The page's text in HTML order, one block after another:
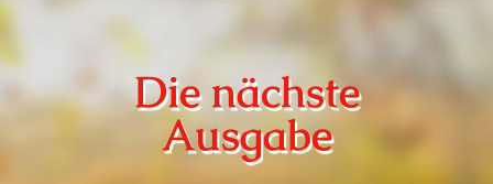
Die nächste
Ausgabe